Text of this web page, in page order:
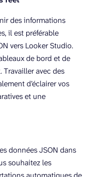
des informations
il est préférable
vers Looker Studio.
de bord et de
avec des
d’éclairer vos
et une
données JSON dans
souhaitez les